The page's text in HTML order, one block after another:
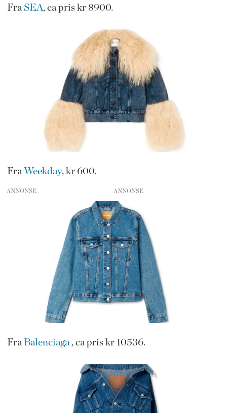
Fra SEA, ca pris kr 8900.
Fra Weekday, kr 600.
ANNONSE
Fra Balenciaga , ca pris kr 10536.